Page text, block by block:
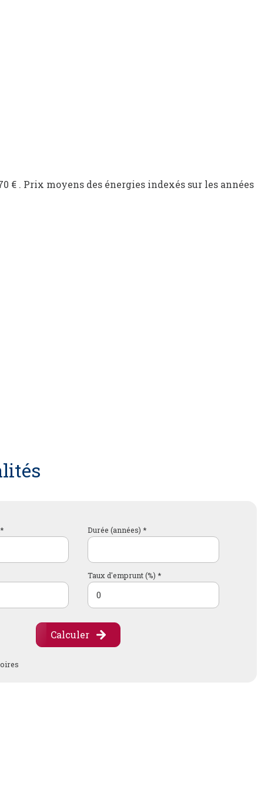
€ . Prix moyens des énergies indexés sur les années
Durée (années) *
Taux d'emprunt (%) *
Calculer